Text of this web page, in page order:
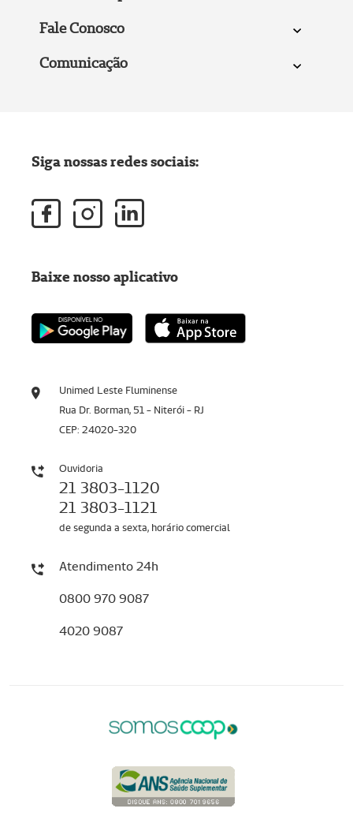
Fale Conosco
Comunicação
Unimed Leste Fluminense
Rua Dr. Borman, 51 - Niterói - RJ
CEP: 24020-320
Ouvidoria
21 3803-1120
21 3803-1121
de segunda a sexta, horário comercial
Atendimento 24h
0800 970 9087
4020 9087
Siga nossas redes sociais:
Baixe nosso aplicativo